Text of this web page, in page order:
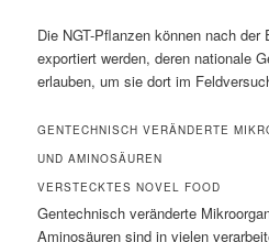
Die NGT-Pflanzen können nach
exportiert werden, deren nationale
erlauben, um sie dort im
GENTECHNISCH VERÄNDERTE
UND AMINOSÄUREN
VERSTECKTES NOVEL FOOD
Gentechnisch veränderte
Aminosäuren sind in vielen